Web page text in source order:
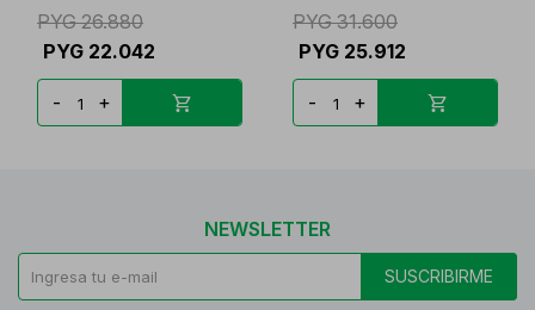
PYG 26.880
PYG 22.042
- +
PYG 31.600
PYG 25.912
- +
NEWSLETTER
SUSCRIBIRME